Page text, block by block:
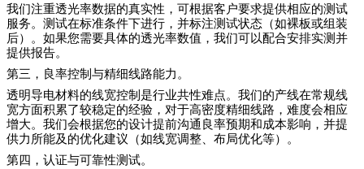
我们注重透光率数据的真实性，可根据客户要求提供相应的测试
服务。测试在标准条件下进行，并标注测试状态（如裸板或组装
后）。如果您需要具体的透光率数值，我们可以配合安排实测并
提供报告。
第三，良率控制与精细线路能力。
透明导电材料的线宽控制是行业共性难点。我们的产线在常规线
宽方面积累了较稳定的经验，对于高密度精细线路，难度会相应
增大。我们会根据您的设计提前沟通良率预期和成本影响，并提
供力所能及的优化建议（如线宽调整、布局优化等）。
第四，认证与可靠性测试。